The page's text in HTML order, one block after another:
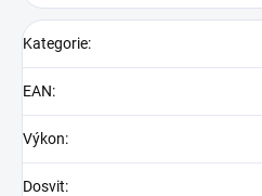
Kategorie:
EAN:
Výkon:
Dosvit: